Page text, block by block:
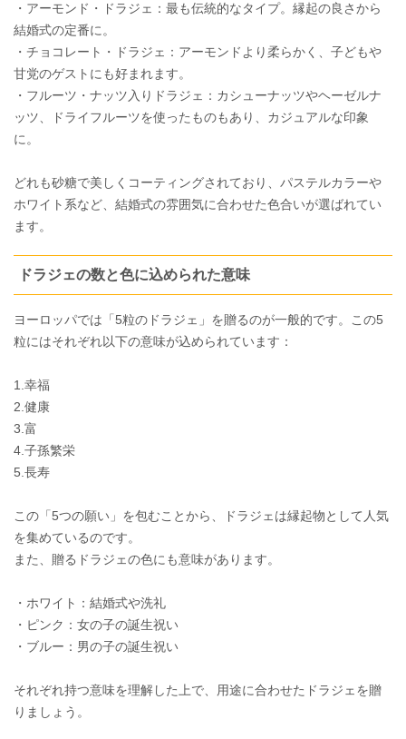
・アーモンド・ドラジェ：最も伝統的なタイプ。縁起の良さから
結婚式の定番に。
・チョコレート・ドラジェ：アーモンドより柔らかく、子どもや
甘党のゲストにも好まれます。
・フルーツ・ナッツ入りドラジェ：カシューナッツやヘーゼルナ
ッツ、ドライフルーツを使ったものもあり、カジュアルな印象
に。
どれも砂糖で美しくコーティングされており、パステルカラーや
ホワイト系など、結婚式の雰囲気に合わせた色合いが選ばれてい
ます。
ドラジェの数と色に込められた意味
ヨーロッパでは「5粒のドラジェ」を贈るのが一般的です。この5
粒にはそれぞれ以下の意味が込められています：
1.幸福
2.健康
3.富
4.子孫繁栄
5.長寿
この「5つの願い」を包むことから、ドラジェは縁起物として人気
を集めているのです。
また、贈るドラジェの色にも意味があります。
・ホワイト：結婚式や洗礼
・ピンク：女の子の誕生祝い
・ブルー：男の子の誕生祝い
それぞれ持つ意味を理解した上で、用途に合わせたドラジェを贈
りましょう。